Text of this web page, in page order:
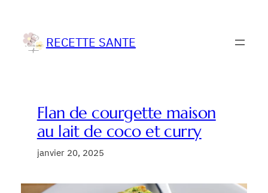
contenu
RECETTE SANTE
Flan de courgette maison
au lait de coco et curry
janvier 20, 2025